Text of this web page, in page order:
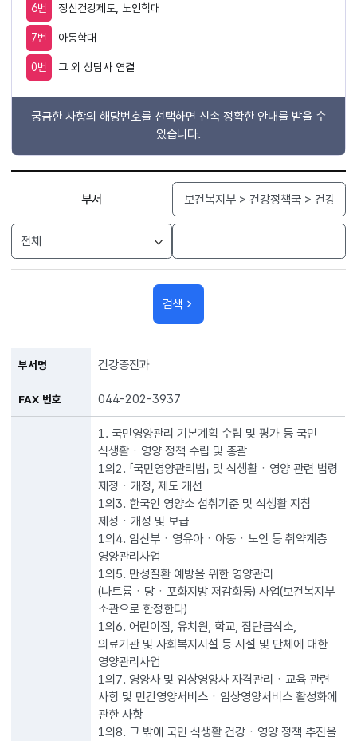
6번 정신건강제도, 노인학대
7번 아동학대
0번 그 외 상담사 연결
궁금한 사항의 해당번호를 선택하면 신속 정확한 안내를 받을 수
있습니다.
부서
검색
부서명 건강증진과
FAX 번호 044-202-3937
1. 국민영양관리 기본계획 수립 및 평가 등 국민
식생활ㆍ영양 정책 수립 및 총괄
1의2. 「국민영양관리법」 및 식생활ㆍ영양 관련 법령
제정ㆍ개정, 제도 개선
1의3. 한국인 영양소 섭취기준 및 식생활 지침
제정ㆍ개정 및 보급
1의4. 임산부ㆍ영유아ㆍ아동ㆍ노인 등 취약계층
영양관리사업
1의5. 만성질환 예방을 위한 영양관리
(나트륨ㆍ당ㆍ포화지방 저감화등) 사업(보건복지부
소관으로 한정한다)
1의6. 어린이집, 유치원, 학교, 집단급식소,
의료기관 및 사회복지시설 등 시설 및 단체에 대한
영양관리사업
1의7. 영양사 및 임상영양사 자격관리ㆍ교육 관련
사항 및 민간영양서비스ㆍ임상영양서비스 활성화에
관한 사항
1의8. 그 밖에 국민 식생활 건강ㆍ영양 정책 추진을